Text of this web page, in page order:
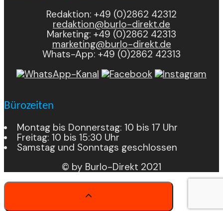
Redaktion: +49 (0)2862 42312
redaktion@burlo-direkt.de
Marketing: +49 (0)2862 42313
marketing@burlo-direkt.de
Whats-App: +49 (0)2862 42313
Bürozeiten
Montag bis Donnerstag: 10 bis 17 Uhr
Freitag: 10 bis 15:30 Uhr
Samstag und Sonntags geschlossen
© by Burlo-Direkt 2021